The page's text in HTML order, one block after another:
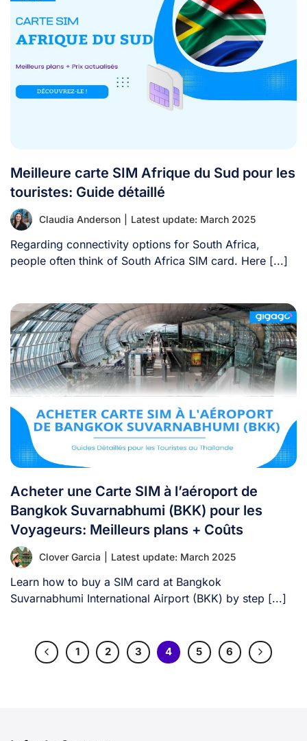
Meilleure carte SIM Afrique du Sud pour les
touristes: Guide détaillé
Claudia Anderson Latest update: March 2025
Regarding connectivity options for South Africa,
people often think of South Africa SIM card. Here [...]
Acheter une Carte SIM à l’aéroport de
Bangkok Suvarnabhumi (BKK) pour les
Voyageurs: Meilleurs plans + Coûts
Clover Garcia Latest update: March 2025
Learn how to buy a SIM card at Bangkok
Suvarnabhumi International Airport (BKK) by step [...]
1 2 3 4 5 6